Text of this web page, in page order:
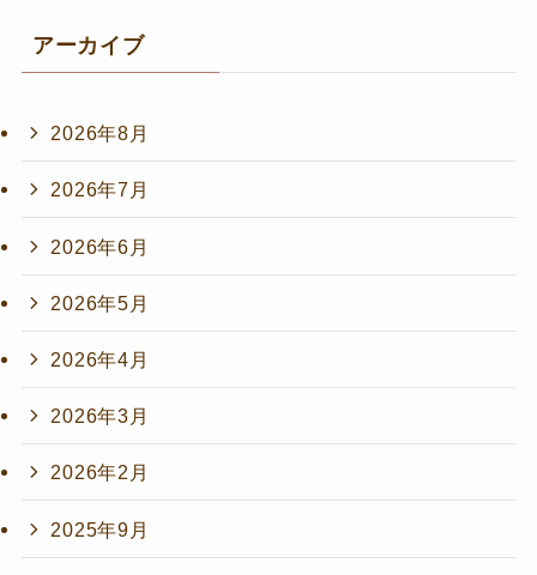
アーカイブ
2026年8月
2026年7月
2026年6月
2026年5月
2026年4月
2026年3月
2026年2月
2025年9月